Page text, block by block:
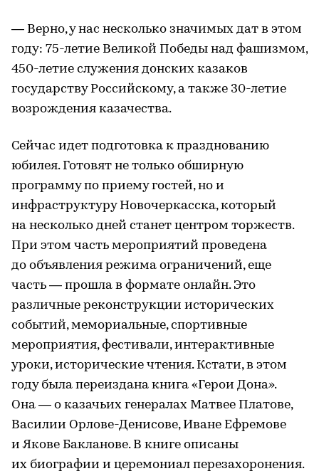
— Верно, у нас несколько значимых дат в этом
году: 75-летие Великой Победы над фашизмом,
450-летие служения донских казаков
государству Российскому, а также 30-летие
возрождения казачества.
Сейчас идет подготовка к празднованию
юбилея. Готовят не только обширную
программу по приему гостей, но и
инфраструктуру Новочеркасска, который
на несколько дней станет центром торжеств.
При этом часть мероприятий проведена
до объявления режима ограничений, еще
часть — прошла в формате онлайн. Это
различные реконструкции исторических
событий, мемориальные, спортивные
мероприятия, фестивали, интерактивные
уроки, исторические чтения. Кстати, в этом
году была переиздана книга «Герои Дона».
Она — о казачьих генералах Матвее Платове,
Василии Орлове-Денисове, Иване Ефремове
и Якове Бакланове. В книге описаны
их биографии и церемониал перезахоронения.